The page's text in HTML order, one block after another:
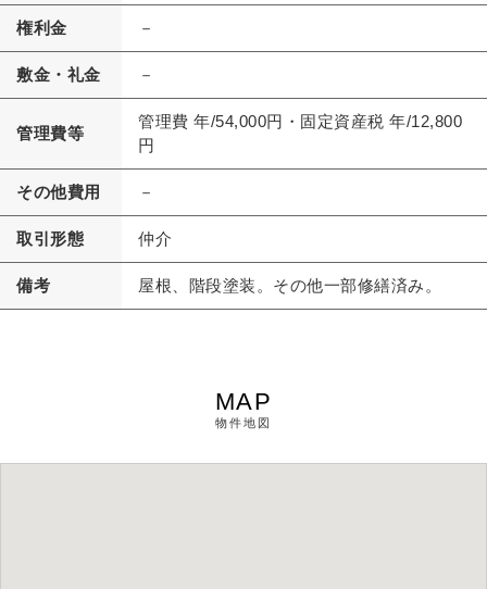
権利金 －
敷金・礼金 －
管理費等
管理費 年/54,000円・固定資産税 年/12,800
円
その他費用 －
取引形態 仲介
備考 屋根、階段塗装。その他一部修繕済み。
MAP
物件地図